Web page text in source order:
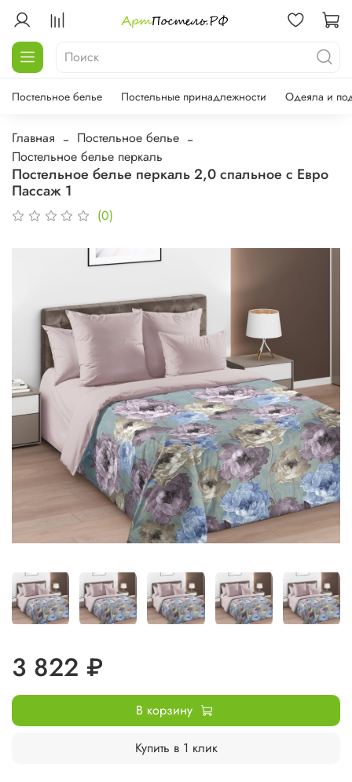
Постельное белье Постельные принадлежности Одеяла и
Главная
Постельное белье
Постельное белье перкаль
Постельное белье перкаль 2,0 спальное с Евро
Пассаж 1
(0)
3 822 ₽
В корзину
Купить в 1 клик